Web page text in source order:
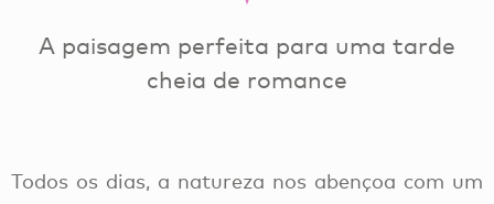
A paisagem perfeita para uma tarde
cheia de romance
Todos os dias, a natureza nos abençoa com um